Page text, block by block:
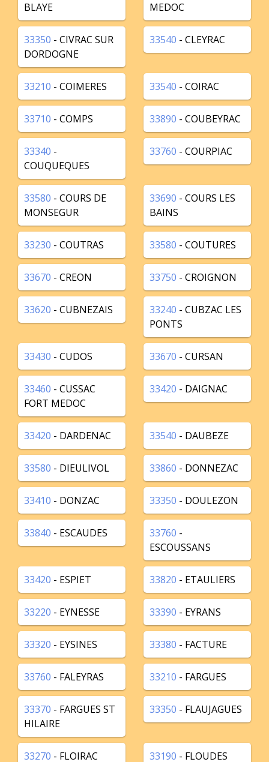
BLAYE
MEDOC
33350 - CIVRAC SUR
DORDOGNE
33540 - CLEYRAC
33210 - COIMERES 33540 - COIRAC
33710 - COMPS 33890 - COUBEYRAC
33340 -
COUQUEQUES
33760 - COURPIAC
33580 - COURS DE
MONSEGUR
33690 - COURS LES
BAINS
33230 - COUTRAS 33580 - COUTURES
33670 - CREON 33750 - CROIGNON
33620 - CUBNEZAIS 33240 - CUBZAC LES
PONTS
33430 - CUDOS 33670 - CURSAN
33460 - CUSSAC
FORT MEDOC
33420 - DAIGNAC
33420 - DARDENAC 33540 - DAUBEZE
33580 - DIEULIVOL 33860 - DONNEZAC
33410 - DONZAC 33350 - DOULEZON
33840 - ESCAUDES 33760 -
ESCOUSSANS
33420 - ESPIET 33820 - ETAULIERS
33220 - EYNESSE 33390 - EYRANS
33320 - EYSINES 33380 - FACTURE
33760 - FALEYRAS 33210 - FARGUES
33370 - FARGUES ST
HILAIRE
33350 - FLAUJAGUES
33270 - FLOIRAC 33190 - FLOUDES